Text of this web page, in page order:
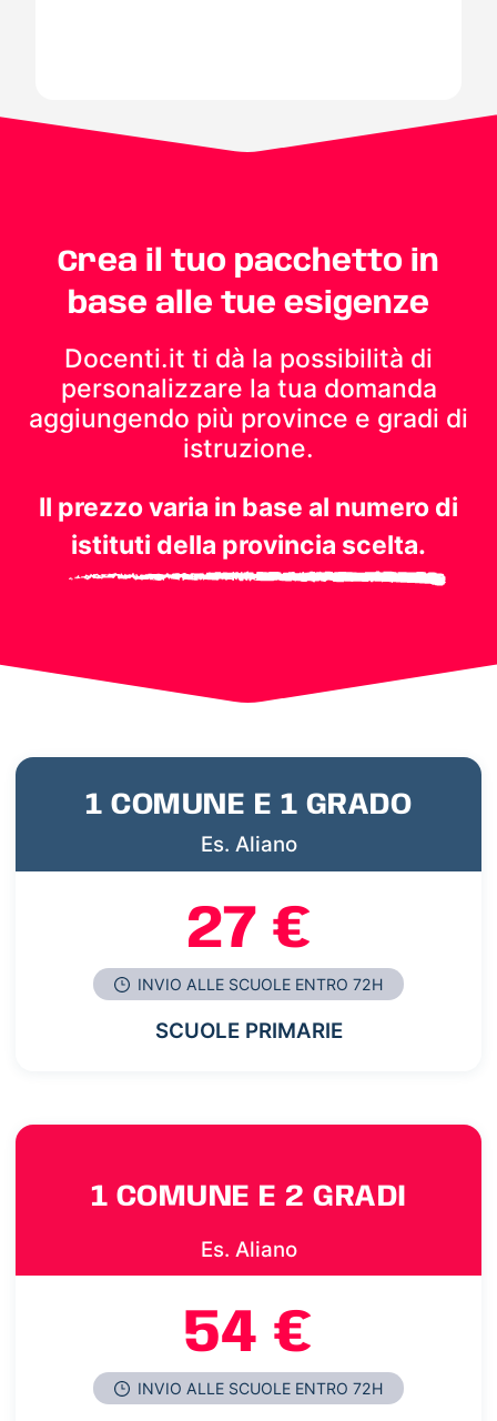
Crea il tuo pacchetto in
base alle tue esigenze
Docenti.it ti dà la possibilità di
personalizzare la tua domanda
aggiungendo più province e gradi di
istruzione.
Il prezzo varia in base al numero di
istituti della provincia scelta.
1 COMUNE E 1 GRADO
Es. Aliano
27 €
INVIO ALLE SCUOLE ENTRO 72H
SCUOLE PRIMARIE
1 COMUNE E 2 GRADI
Es. Aliano
54 €
INVIO ALLE SCUOLE ENTRO 72H